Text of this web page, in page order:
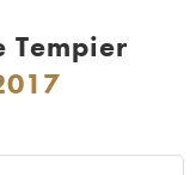
Tempier